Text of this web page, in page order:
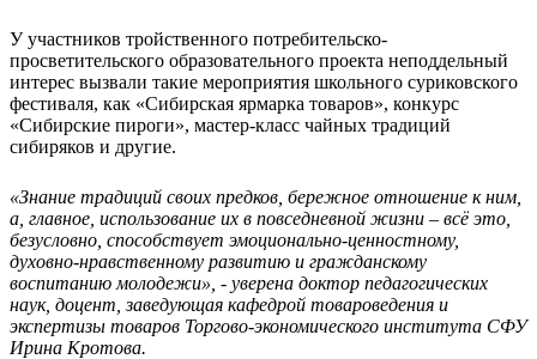
У участников тройственного потребительско-
просветительского образовательного проекта неподдельный
интерес вызвали такие мероприятия школьного суриковского
фестиваля, как «Сибирская ярмарка товаров», конкурс
«Сибирские пироги», мастер-класс чайных традиций
сибиряков и другие.
«Знание традиций своих предков, бережное отношение к ним,
а, главное, использование их в повседневной жизни – всё это,
безусловно, способствует эмоционально-ценностному,
духовно-нравственному развитию и гражданскому
воспитанию молодежи», - уверена доктор педагогических
наук, доцент, заведующая кафедрой товароведения и
экспертизы товаров Торгово-экономического института СФУ
Ирина Кротова.